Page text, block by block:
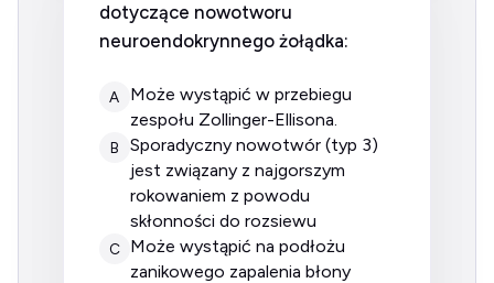
dotyczące nowotworu
neuroendokrynnego żołądka:
A
może wystąpić w przebiegu
zespołu Zollinger-Ellisona.
B
sporadyczny nowotwór (typ 3)
jest związany z najgorszym
rokowaniem z powodu
skłonności do rozsiewu
C
może wystąpić na podłożu
zanikowego zapalenia błony